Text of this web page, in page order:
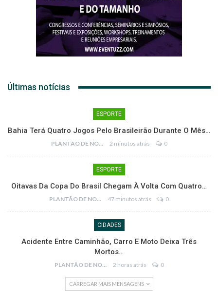
Últimas notícias
ESPORTE
Bahia Terá Quatro Jogos Pelo Brasileirão Durante O Mês…
PLANTÃO DE NOTÍCIAS 2 minutos atrás 0
ESPORTE
Oitavas Da Copa Do Brasil Chegam À Volta Com Quatro…
PLANTÃO DE NOTÍCIAS 47 minutos atrás 0
CIDADES
Acidente Entre Caminhão, Carro E Moto Deixa Três
Mortos…
PLANTÃO DE NOTÍCIAS 2 horas atrás 0
CARREGAR MAIS MENSAGENS